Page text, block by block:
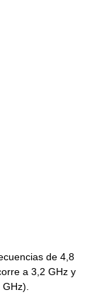
de 4,8
a 3,2 GHz y